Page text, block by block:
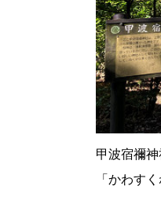
甲波宿禰神
「かわす